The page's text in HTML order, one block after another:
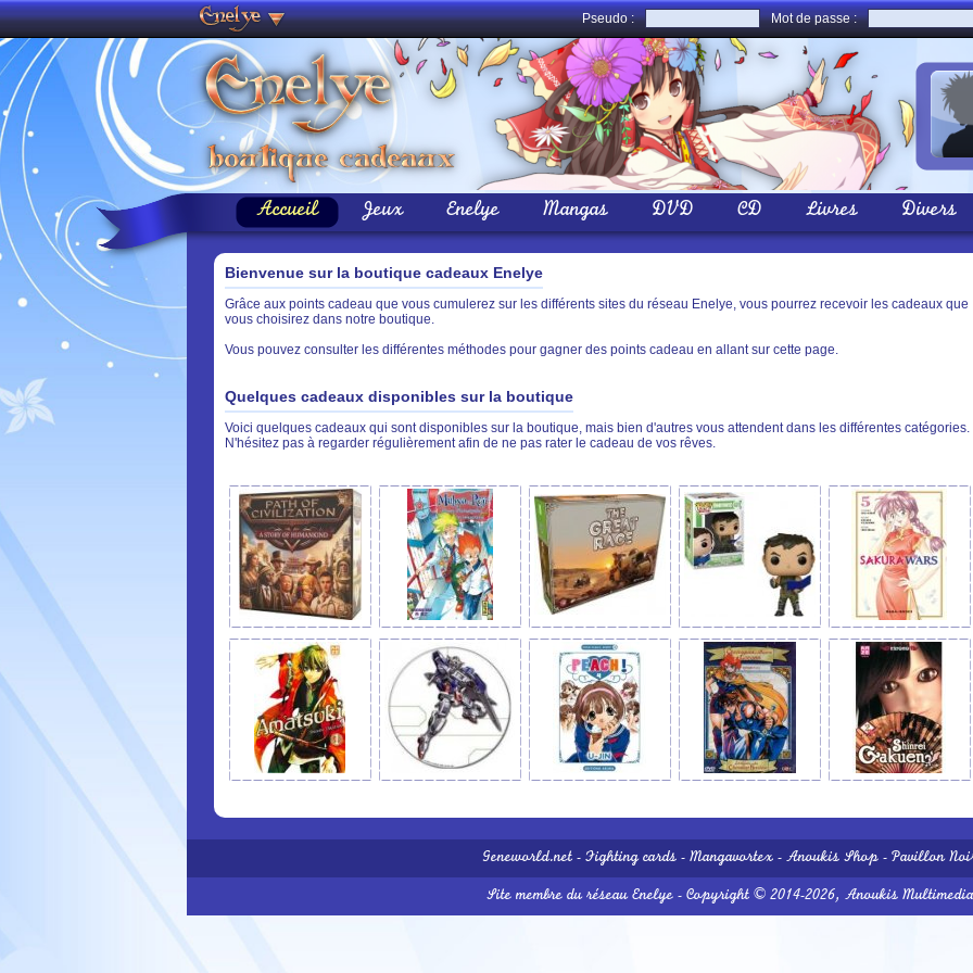
Pseudo : Mot de passe :
Accueil Jeux Enelye Mangas DVD CD Livres Divers
Bienvenue sur la boutique cadeaux Enelye
Grâce aux points cadeau que vous cumulerez sur les différents sites du réseau Enelye, vous pourrez recevoir les cadeaux que
vous choisirez dans notre boutique.
Vous pouvez consulter les différentes méthodes pour gagner des points cadeau en allant sur cette page.
Quelques cadeaux disponibles sur la boutique
Voici quelques cadeaux qui sont disponibles sur la boutique, mais bien d'autres vous attendent dans les différentes catégories.
N'hésitez pas à regarder régulièrement afin de ne pas rater le cadeau de vos rêves.
Geneworld.net - Fighting cards - Mangavortex - Anoukis Shop - Pavillon
Site membre du réseau Enelye- Copyright © 2014-2026, Anoukis Multimedia